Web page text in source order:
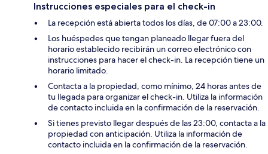
Instrucciones especiales para el check-in
La recepción está abierta todos los días, de 07:00 a 23:00.
Los huéspedes que tengan planeado llegar fuera del
horario establecido recibirán un correo electrónico con
instrucciones para hacer el check-in. La recepción tiene un
horario limitado.
Contacta a la propiedad, como mínimo, 24 horas antes de
tu llegada para organizar el check-in. Utiliza la información
de contacto incluida en la confirmación de la reservación.
Si tienes previsto llegar después de las 23:00, contacta a la
propiedad con anticipación. Utiliza la información de
contacto incluida en la confirmación de la reservación.